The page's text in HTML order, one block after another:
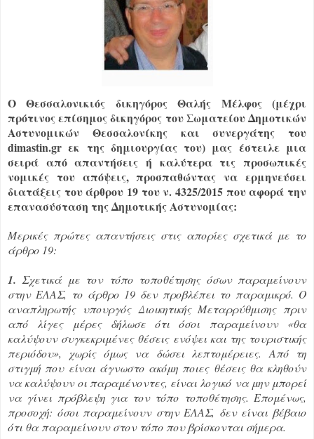
Ο Θεσσαλονικιός δικηγόρος Θαλής Μέλφος (μέχρι
πρότινος επίσημος δικηγόρος του Σωματείου Δημοτικών
Αστυνομικών Θεσσαλονίκης και συνεργάτης του
dimastin.gr εκ της δημιουργίας του) μας έστειλε μια
σειρά από απαντήσεις ή καλύτερα τις προσωπικές
νομικές του απόψεις, προσπαθώντας να ερμηνεύσει
διατάξεις του άρθρου 19 του ν. 4325/2015 που αφορά την
επανασύσταση της Δημοτικής Αστυνομίας:
Μερικές πρώτες απαντήσεις στις απορίες σχετικά με το
άρθρο 19:
1.Σχετικά με τον τόπο τοποθέτησης όσων παραμείνουν
στην ΕΛΑΣ, το άρθρο 19 δεν προβλέπει το παραμικρό. Ο
αναπληρωτής υπουργός Διοικητικής Μεταρρύθμισης πριν
από λίγες μέρες δήλωσε ότι όσοι παραμείνουν «θα
καλύψουν συγκεκριμένες θέσεις ενόψει και της τουριστικής
περιόδου», χωρίς όμως να δώσει λεπτομέρειες. Από τη
στιγμή που είναι άγνωστο ακόμη ποιες θέσεις θα κληθούν
να καλύψουν οι παραμένοντες, είναι λογικό να μην μπορεί
να γίνει πρόβλεψη για τον τόπο τοποθέτησης. Επομένως,
προσοχή: όσοι παραμείνουν στην ΕΛΑΣ, δεν είναι βέβαιο
ότι θα παραμείνουν στον τόπο που βρίσκονται σήμερα.